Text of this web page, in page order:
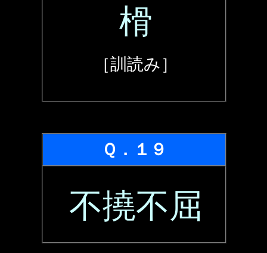
榾
［訓読み］
Ｑ．１９
不撓不屈